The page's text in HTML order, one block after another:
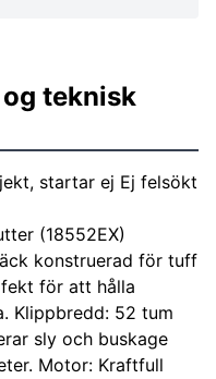
teknisk
startar ej Ej felsökt
(18552EX)
konstruerad för tuff
för att hålla
Klippbredd: 52 tum
sly och buskage
Motor: Kraftfull